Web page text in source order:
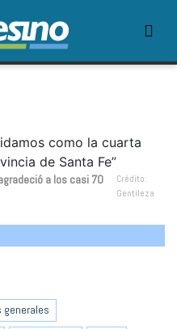
a los casi 70
Crédito:
Gentileza
generales